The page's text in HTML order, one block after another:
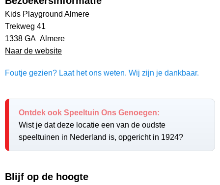
Kids Playground Almere
Trekweg 41
1338 GA Almere
Naar de website
Foutje gezien? Laat het ons weten. Wij zijn je dankbaar.
Ontdek ook Speeltuin Ons Genoegen:
Wist je dat deze locatie een van de oudste
speeltuinen in Nederland is, opgericht in 1924?
Blijf op de hoogte